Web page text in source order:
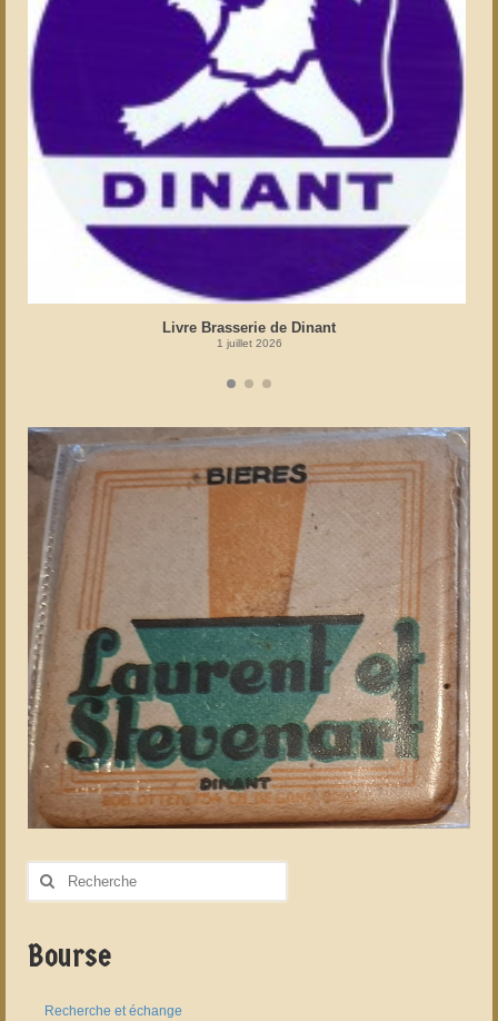
Livre Brasserie de Dinant
1 juillet 2026
Rechercher
Bourse
Recherche et échange